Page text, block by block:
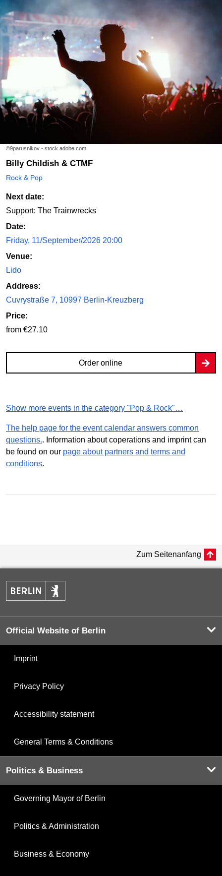
©9parusnikov - stock.adobe.com
Billy Childish & CTMF
Rock & Pop
Next date:
Support: The Trainwrecks
Date:
Friday, 11/September/2026 20:00
Venue:
Lido
Address:
Cuvrystraße 7, 10997 Berlin-Kreuzberg
Price:
from €27.10
Order online
Show more events in the category "Pop & Rock"…
The help page for the event calendar answers common
questions.. Information about coperations and imprint can
be found on our page about partners and terms and
conditions.
Zum Seitenanfang
Official Website of Berlin
Imprint
Privacy Policy
Accessibility statement
General Terms & Conditions
Politics & Business
Governing Mayor of Berlin
Politics & Administration
Business & Economy